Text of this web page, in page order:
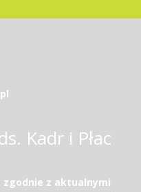
Kadr i Płac
z aktualnymi